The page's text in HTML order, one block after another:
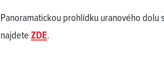
Panoramatickou prohlídku uranového dolu
najdeteZDE.